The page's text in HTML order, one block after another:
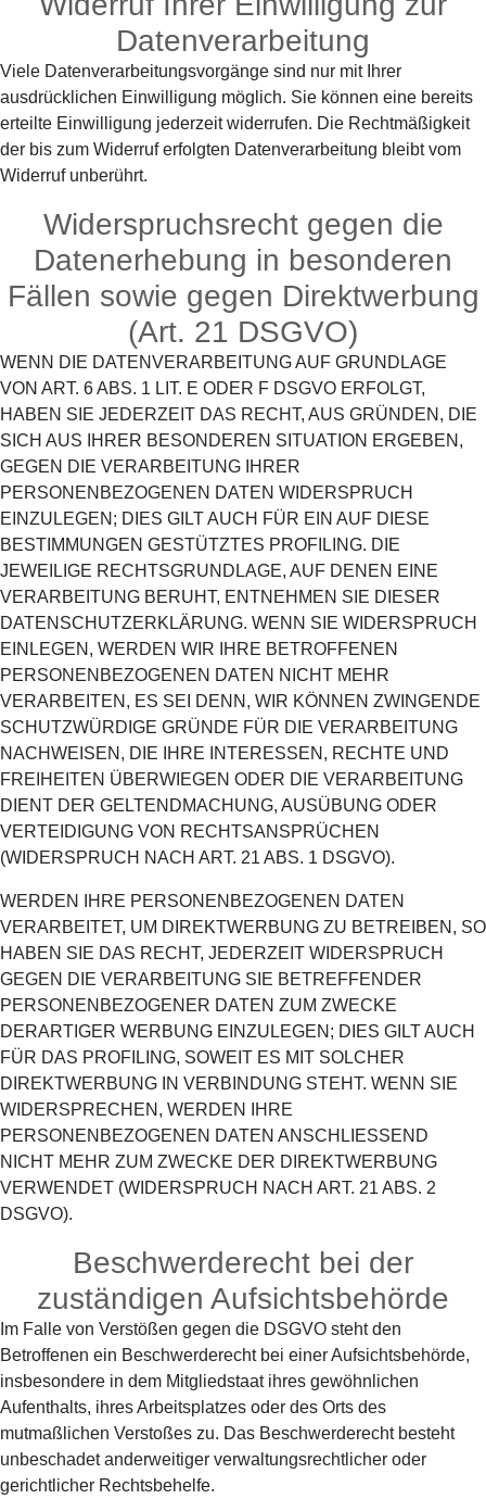
Datenverarbeitung
Viele Datenverarbeitungsvorgänge sind nur mit Ihrer
ausdrücklichen Einwilligung möglich. Sie können eine bereits
erteilte Einwilligung jederzeit widerrufen. Die Rechtmäßigkeit
der bis zum Widerruf erfolgten Datenverarbeitung bleibt vom
Widerruf unberührt.
Widerspruchsrecht gegen die
Datenerhebung in besonderen
Fällen sowie gegen Direktwerbung
(Art. 21 DSGVO)
WENN DIE DATENVERARBEITUNG AUF GRUNDLAGE
VON ART. 6 ABS. 1 LIT. E ODER F DSGVO ERFOLGT,
HABEN SIE JEDERZEIT DAS RECHT, AUS GRÜNDEN, DIE
SICH AUS IHRER BESONDEREN SITUATION ERGEBEN,
GEGEN DIE VERARBEITUNG IHRER
PERSONENBEZOGENEN DATEN WIDERSPRUCH
EINZULEGEN; DIES GILT AUCH FÜR EIN AUF DIESE
BESTIMMUNGEN GESTÜTZTES PROFILING. DIE
JEWEILIGE RECHTSGRUNDLAGE, AUF DENEN EINE
VERARBEITUNG BERUHT, ENTNEHMEN SIE DIESER
DATENSCHUTZERKLÄRUNG. WENN SIE WIDERSPRUCH
EINLEGEN, WERDEN WIR IHRE BETROFFENEN
PERSONENBEZOGENEN DATEN NICHT MEHR
VERARBEITEN, ES SEI DENN, WIR KÖNNEN ZWINGENDE
SCHUTZWÜRDIGE GRÜNDE FÜR DIE VERARBEITUNG
NACHWEISEN, DIE IHRE INTERESSEN, RECHTE UND
FREIHEITEN ÜBERWIEGEN ODER DIE VERARBEITUNG
DIENT DER GELTENDMACHUNG, AUSÜBUNG ODER
VERTEIDIGUNG VON RECHTSANSPRÜCHEN
(WIDERSPRUCH NACH ART. 21 ABS. 1 DSGVO).
WERDEN IHRE PERSONENBEZOGENEN DATEN
VERARBEITET, UM DIREKTWERBUNG ZU BETREIBEN, SO
HABEN SIE DAS RECHT, JEDERZEIT WIDERSPRUCH
GEGEN DIE VERARBEITUNG SIE BETREFFENDER
PERSONENBEZOGENER DATEN ZUM ZWECKE
DERARTIGER WERBUNG EINZULEGEN; DIES GILT AUCH
FÜR DAS PROFILING, SOWEIT ES MIT SOLCHER
DIREKTWERBUNG IN VERBINDUNG STEHT. WENN SIE
WIDERSPRECHEN, WERDEN IHRE
PERSONENBEZOGENEN DATEN ANSCHLIESSEND
NICHT MEHR ZUM ZWECKE DER DIREKTWERBUNG
VERWENDET (WIDERSPRUCH NACH ART. 21 ABS. 2
DSGVO).
Beschwerde­recht bei der
zuständigen Aufsichts­behörde
Im Falle von Verstößen gegen die DSGVO steht den
Betroffenen ein Beschwerderecht bei einer Aufsichtsbehörde,
insbesondere in dem Mitgliedstaat ihres gewöhnlichen
Aufenthalts, ihres Arbeitsplatzes oder des Orts des
mutmaßlichen Verstoßes zu. Das Beschwerderecht besteht
unbeschadet anderweitiger verwaltungsrechtlicher oder
gerichtlicher Rechtsbehelfe.